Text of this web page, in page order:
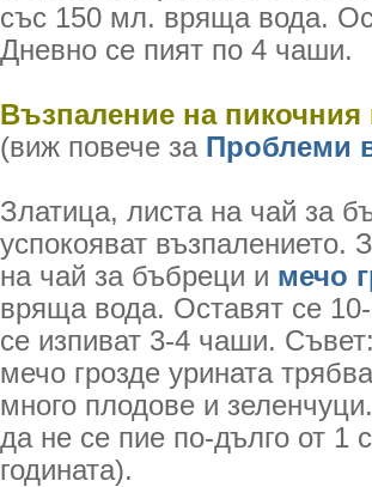
със 150 мл. вряща вода.
Дневно се пият по 4 чаши.
Възпаление на пикочния
(виж повече за Проблеми
Златица, листа на чай за
успокояват възпалението.
на чай за бъбреци и мечо
вряща вода. Оставят се
се изпиват 3-4 чаши.
мечо грозде урината
много плодове и
да не се пие по-дълго от
годината).